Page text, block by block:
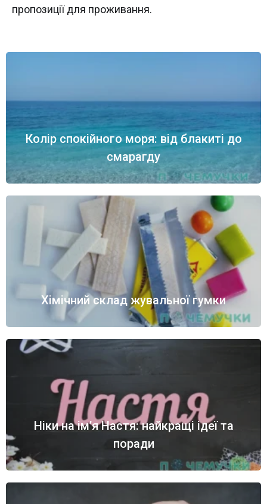
пропозиції для проживання.
Колір спокійного моря: від блакиті до
смарагду
Хімічний склад жувальної гумки
Ніки на ім’я Настя: найкращі ідеї та
поради